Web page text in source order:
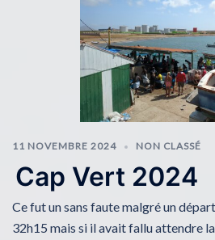
11 NOVEMBRE 2024 NON CLASSÉ
Cap Vert 2024
Ce fut un sans faute malgré un
32h15 mais si il avait fallu attendre